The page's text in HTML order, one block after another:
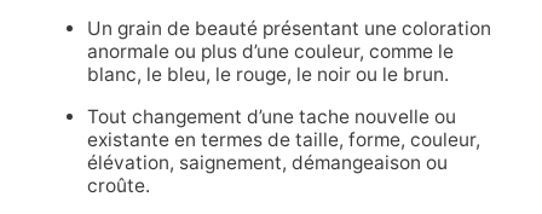
Un grain de beauté présentant une coloration
anormale ou plus d’une couleur, comme le
blanc, le bleu, le rouge, le noir ou le brun.
Tout changement d’une tache nouvelle ou
existante en termes de taille, forme, couleur,
élévation, saignement, démangeaison ou
croûte.